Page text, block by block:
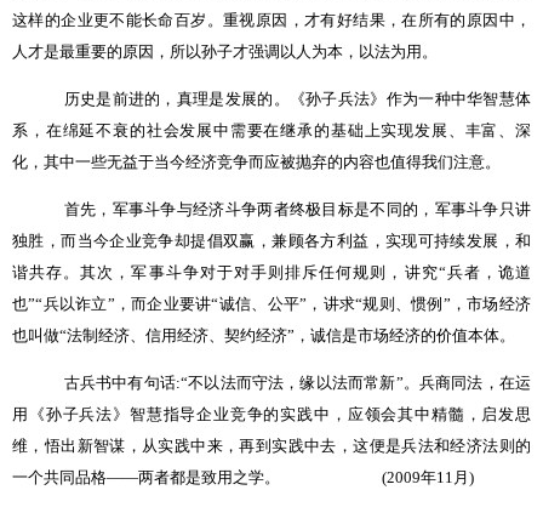
这样的企业更不能长命百岁。重视原因，才有好结果，在所有的原因中，
人才是最重要的原因，所以孙子才强调以人为本，以法为用。
历史是前进的，真理是发展的。《孙子兵法》作为一种中华智慧体
系，在绵延不衰的社会发展中需要在继承的基础上实现发展、丰富、深
化，其中一些无益于当今经济竞争而应被抛弃的内容也值得我们注意。
首先，军事斗争与经济斗争两者终极目标是不同的，军事斗争只讲
独胜，而当今企业竞争却提倡双赢，兼顾各方利益，实现可持续发展，和
谐共存。其次，军事斗争对于对手则排斥任何规则，讲究“兵者，诡道
也”“兵以诈立”，而企业要讲“诚信、公平”，讲求“规则、惯例”，市场经济
也叫做“法制经济、信用经济、契约经济”，诚信是市场经济的价值本体。
古兵书中有句话:“不以法而守法，缘以法而常新”。兵商同法，在运
用《孙子兵法》智慧指导企业竞争的实践中，应领会其中精髓，启发思
维，悟出新智谋，从实践中来，再到实践中去，这便是兵法和经济法则的
一个共同品格——两者都是致用之学。 (2009年11 月 )